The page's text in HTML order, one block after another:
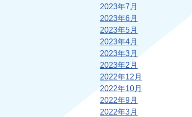
2023年7月
2023年6月
2023年5月
2023年4月
2023年3月
2023年2月
2022年12月
2022年10月
2022年9月
2022年3月